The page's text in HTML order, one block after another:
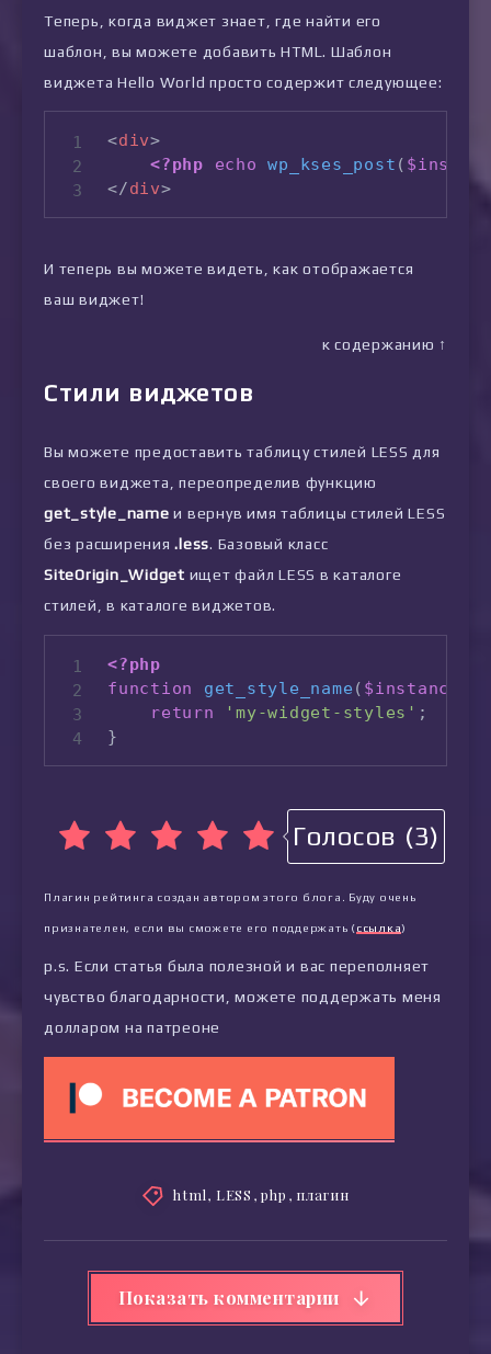
Теперь, когда виджет знает, где найти его
шаблон, вы можете добавить HTML. Шаблон
виджета Hello World просто содержит следующее:
<div>
<?php
echo wp_kses_post (
</div>
И теперь вы можете видеть, как отображается
ваш виджет!
к содержанию ↑
Стили виджетов
Вы можете предоставить таблицу стилей LESS для
своего виджета, переопределив функцию
get_style_name и вернув имя таблицы стилей LESS
без расширения.less. Базовый класс
SiteOrigin_Widget ищет файл LESS в каталоге
стилей, в каталоге виджетов.
<?php
function
get_style_name ( $instance
return
'my-widget-styles' ;
}
Голосов (3)
Плагин рейтинга создан автором этого блога. Буду очень
признателен, если вы сможете его поддержать (ссылка)
p.s. Если статья была полезной и вас переполняет
чувство благодарности, можете поддержать меня
долларом на патреоне
html, LESS ,php , плагин
Показать комментарии